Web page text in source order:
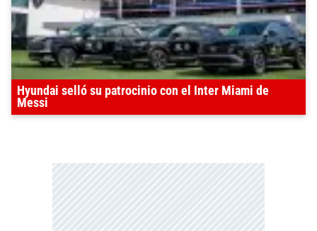
Hyundai selló su patrocinio con el Inter Miami de
Messi